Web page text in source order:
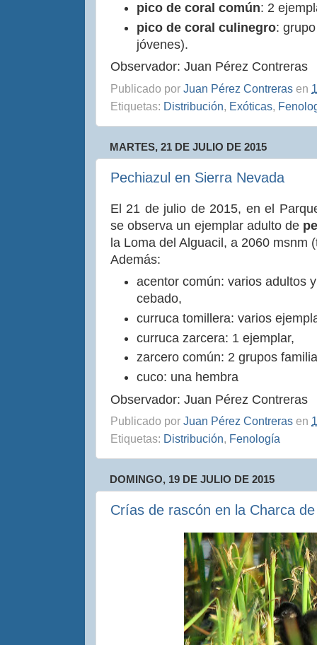
pico de coral común: 2
pico de coral culinegro:
jóvenes).
Observador: Juan Pérez Contreras
Publicado por Juan Pérez Contreras en
Etiquetas: Distribución, Exóticas,
MARTES, 21 DE JULIO DE 2015
Pechiazul en Sierra Nevada
El 21 de julio de 2015, en el
se observa un ejemplar adulto de
la Loma del Alguacil, a 2060 msnm
Además:
acentor común: varios adultos
cebado,
curruca tomillera: varios
curruca zarcera: 1 ejemplar,
zarcero común: 2 grupos
cuco: una hembra
Observador: Juan Pérez Contreras
Publicado por Juan Pérez Contreras en
Etiquetas: Distribución, Fenología
DOMINGO, 19 DE JULIO DE 2015
Crías de rascón en la Charca